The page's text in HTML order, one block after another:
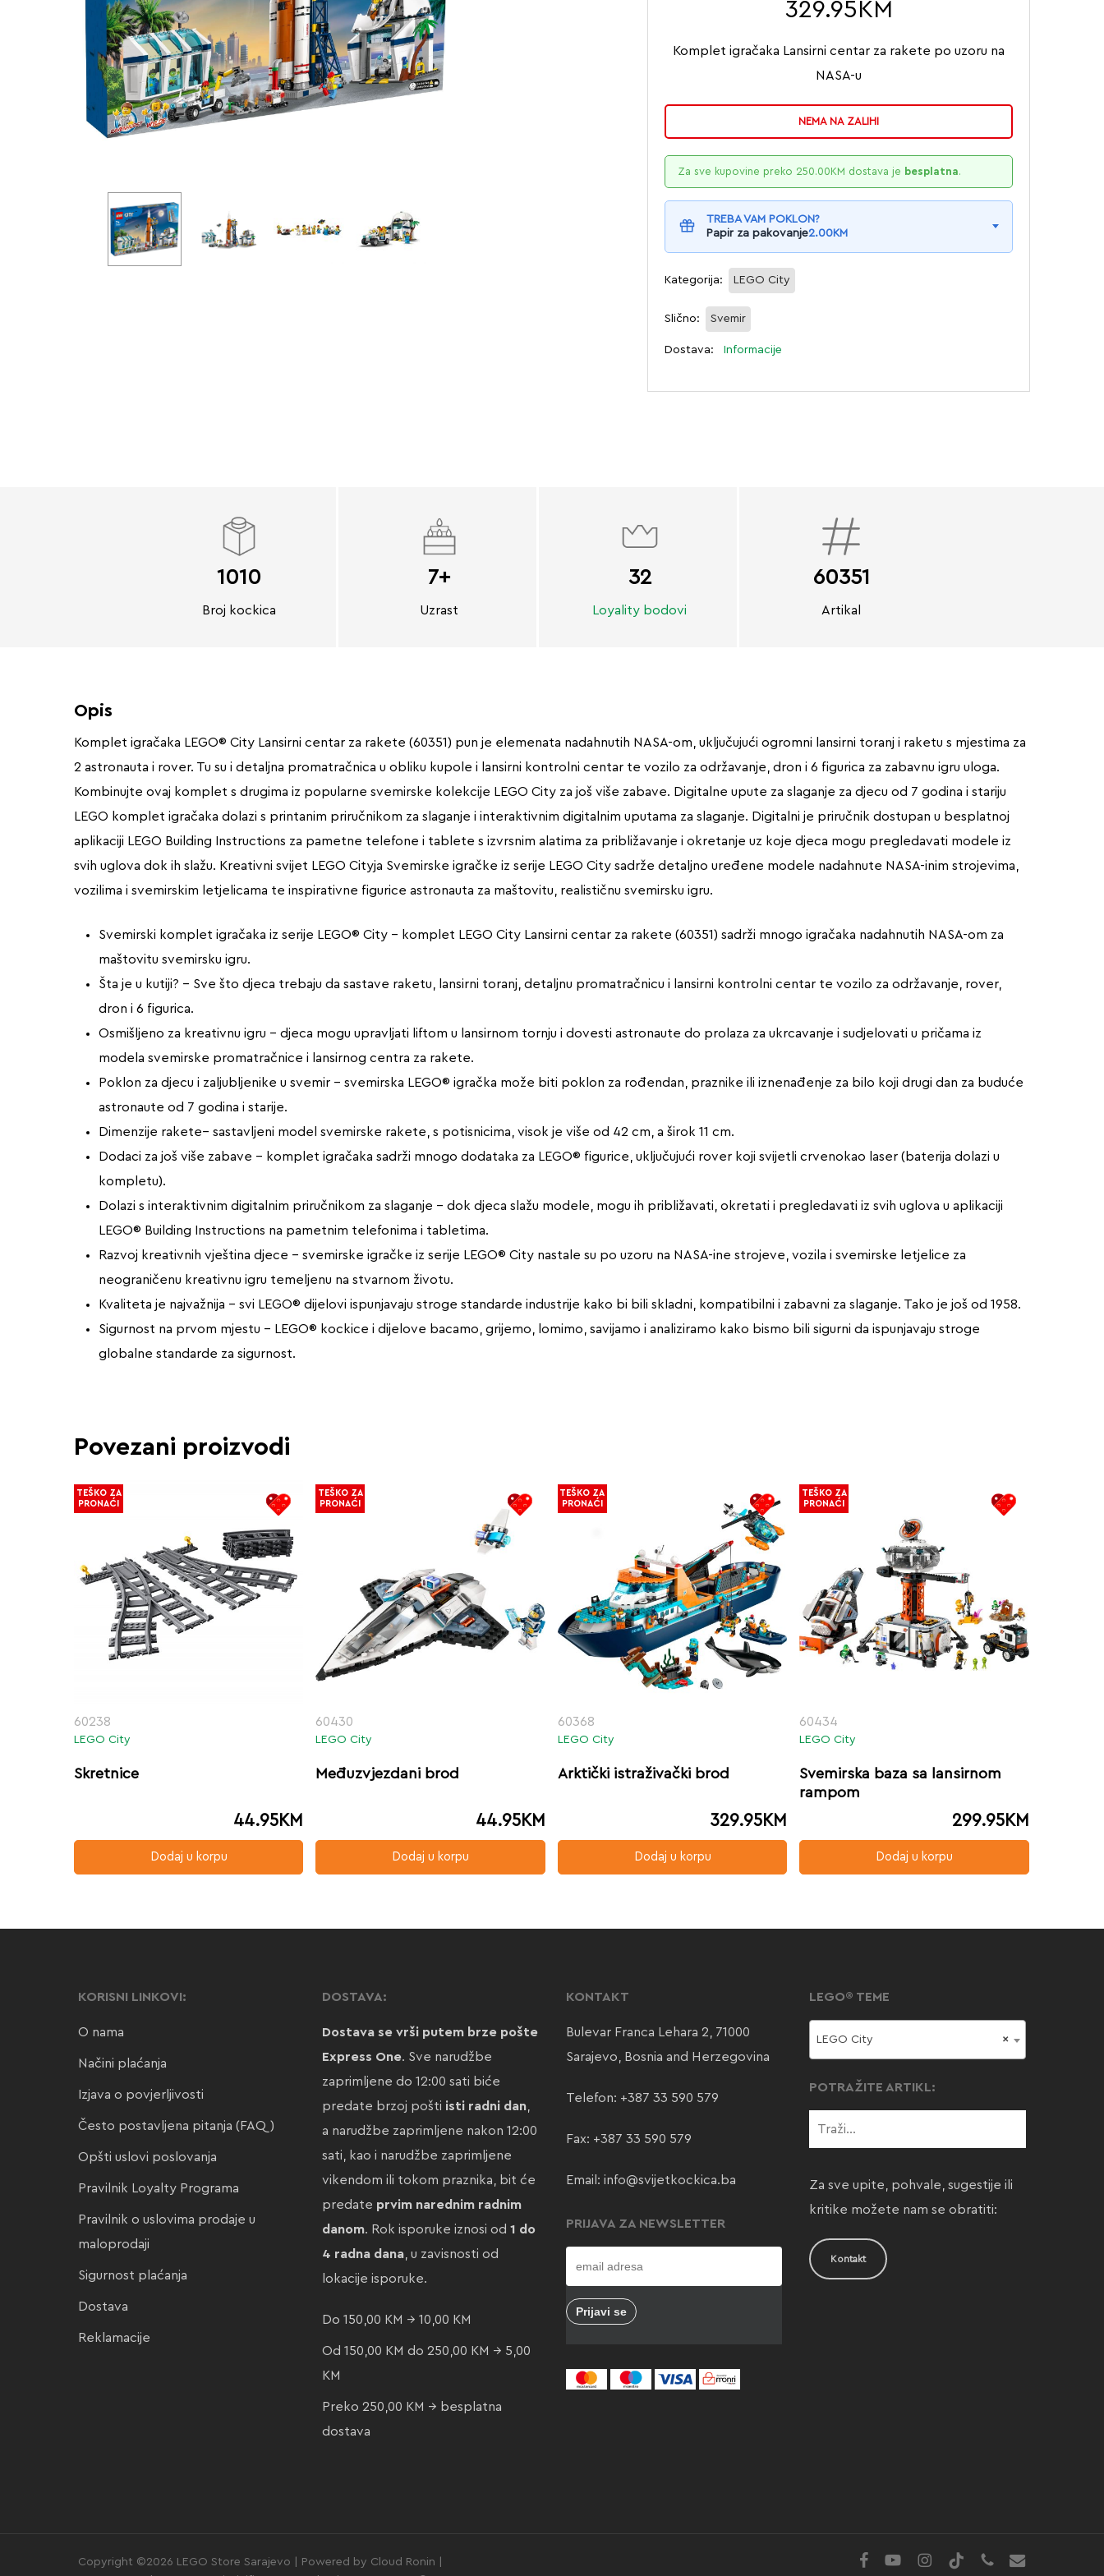
329.95 KM
Komplet igračaka Lansirni centar za rakete po uzoru na
NASA-u
NEMA NA ZALIHI
Za sve kupovine preko 250.00KM dostava je besplatna.
TREBA VAM POKLON?
Papir za pakovanje2.00KM
Kategorija: LEGO City
Slično: Svemir
Dostava: Informacije
1010
Broj kockica
7+
Uzrast
32
Loyality bodovi
60351
Artikal
Opis
Komplet igračaka LEGO® City Lansirni centar za rakete (60351) pun je elemenata nadahnutih NASA-om, uključujući ogromni lansirni toranj i raketu s mjestima za
2 astronauta i rover. Tu su i detaljna promatračnica u obliku kupole i lansirni kontrolni centar te vozilo za održavanje, dron i 6 figurica za zabavnu igru uloga.
Kombinujte ovaj komplet s drugima iz popularne svemirske kolekcije LEGO City za još više zabave. Digitalne upute za slaganje za djecu od 7 godina i stariju
LEGO komplet igračaka dolazi s printanim priručnikom za slaganje i interaktivnim digitalnim uputama za slaganje. Digitalni je priručnik dostupan u besplatnoj
aplikaciji LEGO Building Instructions za pametne telefone i tablete s izvrsnim alatima za približavanje i okretanje uz koje djeca mogu pregledavati modele iz
svih uglova dok ih slažu. Kreativni svijet LEGO Cityja Svemirske igračke iz serije LEGO City sadrže detaljno uređene modele nadahnute NASA-inim strojevima,
vozilima i svemirskim letjelicama te inspirativne figurice astronauta za maštovitu, realističnu svemirsku igru.
Svemirski komplet igračaka iz serije LEGO® City – komplet LEGO City Lansirni centar za rakete (60351) sadrži mnogo igračaka nadahnutih NASA-om za
maštovitu svemirsku igru.
Šta je u kutiji? – Sve što djeca trebaju da sastave raketu, lansirni toranj, detaljnu promatračnicu i lansirni kontrolni centar te vozilo za održavanje, rover,
dron i 6 figurica.
Osmišljeno za kreativnu igru – djeca mogu upravljati liftom u lansirnom tornju i dovesti astronaute do prolaza za ukrcavanje i sudjelovati u pričama iz
modela svemirske promatračnice i lansirnog centra za rakete.
Poklon za djecu i zaljubljenike u svemir – svemirska LEGO® igračka može biti poklon za rođendan, praznike ili iznenađenje za bilo koji drugi dan za buduće
astronaute od 7 godina i starije.
Dimenzije rakete– sastavljeni model svemirske rakete, s potisnicima, visok je više od 42 cm, a širok 11 cm.
Dodaci za još više zabave – komplet igračaka sadrži mnogo dodataka za LEGO® figurice, uključujući rover koji svijetli crvenokao laser (baterija dolazi u
kompletu).
Dolazi s interaktivnim digitalnim priručnikom za slaganje – dok djeca slažu modele, mogu ih približavati, okretati i pregledavati iz svih uglova u aplikaciji
LEGO® Building Instructions na pametnim telefonima i tabletima.
Razvoj kreativnih vještina djece – svemirske igračke iz serije LEGO® City nastale su po uzoru na NASA-ine strojeve, vozila i svemirske letjelice za
neograničenu kreativnu igru temeljenu na stvarnom životu.
Kvaliteta je najvažnija – svi LEGO® dijelovi ispunjavaju stroge standarde industrije kako bi bili skladni, kompatibilni i zabavni za slaganje. Tako je još od 1958.
Sigurnost na prvom mjestu – LEGO® kockice i dijelove bacamo, grijemo, lomimo, savijamo i analiziramo kako bismo bili sigurni da ispunjavaju stroge
globalne standarde za sigurnost.
Povezani proizvodi
60238
LEGO City
Skretnice
44.95KM
Dodaj u korpu
TEŠKO ZA
PRONAĆI
60430
LEGO City
Međuzvjezdani brod
44.95KM
Dodaj u korpu
TEŠKO ZA
PRONAĆI
60368
LEGO City
Arktički istraživački brod
329.95KM
Dodaj u korpu
TEŠKO ZA
PRONAĆI
60434
LEGO City
Svemirska baza sa lansirnom
rampom
299.95KM
Dodaj u korpu
TEŠKO ZA
PRONAĆI
KORISNI LINKOVI:
O nama
Načini plaćanja
Izjava o povjerljivosti
Često postavljena pitanja (FAQ)
Opšti uslovi poslovanja
Pravilnik Loyalty Programa
Pravilnik o uslovima prodaje u
maloprodaji
Sigurnost plaćanja
Dostava
Reklamacije
DOSTAVA:
Dostava se vrši putem brze pošte
Express One. Sve narudžbe
zaprimljene do 12:00 sati biće
predate brzoj pošti isti radni dan,
a narudžbe zaprimljene nakon 12:00
sati, kao i narudžbe zaprimljene
vikendom ili tokom praznika, bit će
predate prvim narednim radnim
danom. Rok isporuke iznosi od 1 do
4 radna dana, u zavisnosti od
lokacije isporuke.
Do 150,00 KM → 10,00 KM
Od 150,00 KM do 250,00 KM → 5,00
KM
Preko 250,00 KM → besplatna
dostava
KONTAKT
Bulevar Franca Lehara 2, 71000
Sarajevo, Bosnia and Herzegovina
Telefon: +387 33 590 579
Fax: +387 33 590 579
Email: info@svijetkockica.ba
PRIJAVA ZA NEWSLETTER
LEGO® TEME
×
LEGO City
POTRAŽITE ARTIKL:
Za sve upite, pohvale, sugestije ili
kritike možete nam se obratiti:
Kontakt
Copyright ©2026 LEGO Store Sarajevo | Powered by Cloud Ronin |
facebookyoutubeinstagram
tiktok phoneemail